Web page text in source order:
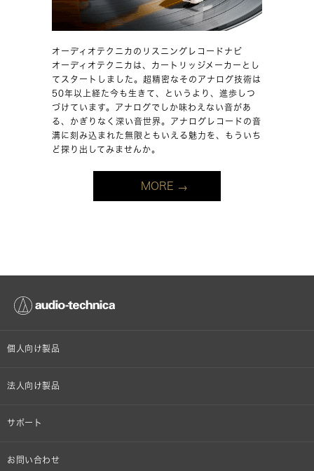
オーディオテクニカのリスニングレコードナビ
オーディオテクニカは、カートリッジメーカーとし
てスタートしました。超精密なそのアナログ技術は
50年以上経た今も生きて、というより、進歩しつ
づけています。アナログでしか味わえない音があ
る、かぎりなく深い音世界。アナログレコードの音
溝に刻み込まれた無限ともいえる魅力を、もういち
ど探り出してみませんか。
MORE
個人向け製品
オンラインストア限定
法人向け製品
設備音響機器
サポート
個人向け製品サポート
お問い合わせ